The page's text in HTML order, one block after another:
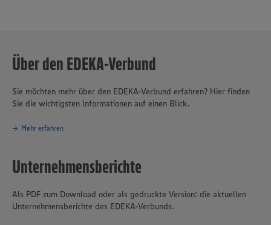
Über den EDEKA-Verbund
Sie möchten mehr über den EDEKA-Verbund erfahren? Hier finden
Sie die wichtigsten Informationen auf einen Blick.
Mehr erfahren
Unternehmensberichte
Als PDF zum Download oder als gedruckte Version: die aktuellen
Unternehmensberichte des EDEKA-Verbunds.